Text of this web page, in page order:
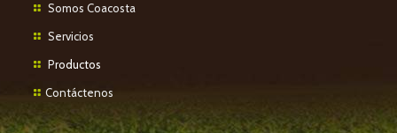
Somos Coacosta
Servicios
Productos
Contáctenos